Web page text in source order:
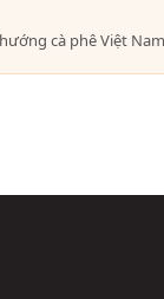
cà phê Việt